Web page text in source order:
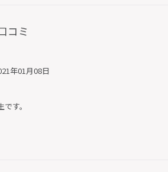
コミ
年01月08日
す。